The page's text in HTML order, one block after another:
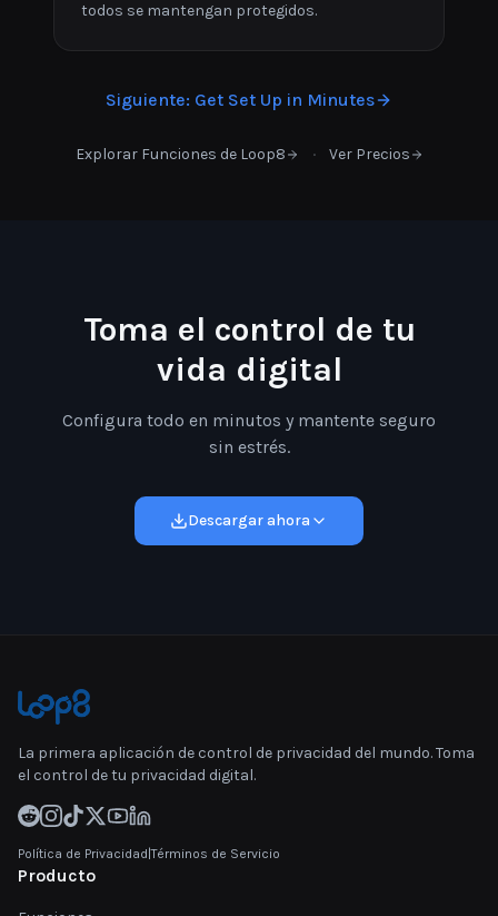
todos se mantengan protegidos.
Siguiente: Get Set Up in Minutes
Explorar Funciones de Loop8 · Ver Precios
Toma el control de tu
vida digital
Configura todo en minutos y mantente seguro
sin estrés.
Descargar ahora
La primera aplicación de control de privacidad del mundo. Toma
el control de tu privacidad digital.
Política de Privacidad |Términos de Servicio
Producto